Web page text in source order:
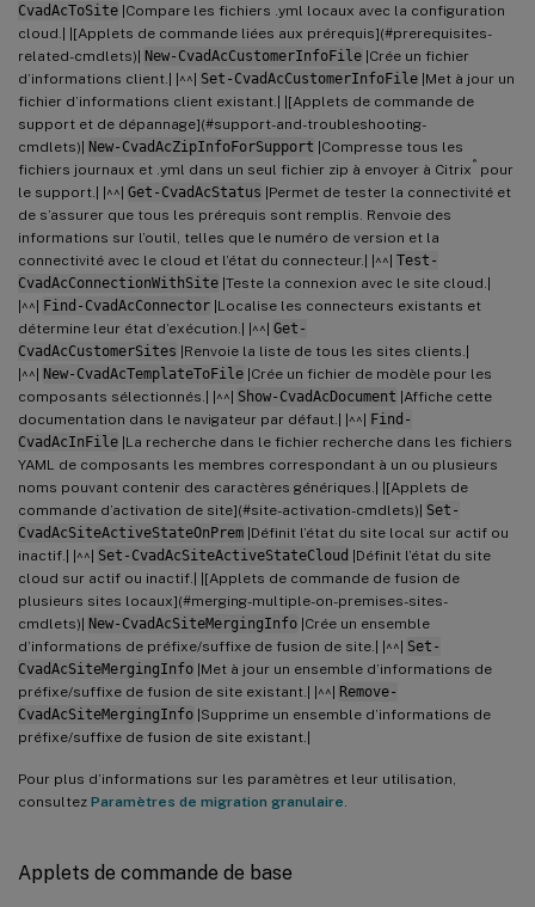
CvadAcToSite |Compare les fichiers .yml locaux avec la configuration
cloud.| |[Applets de commande liées aux prérequis](#prerequisites-
related-cmdlets)| New-CvadAcCustomerInfoFile |Crée un fichier
d’informations client.| |^^| Set-CvadAcCustomerInfoFile |Met à jour un
fichier d’informations client existant.| |[Applets de commande de
support et de dépannage](#support-and-troubleshooting-
cmdlets)| New-CvadAcZipInfoForSupport |Compresse tous les
fichiers journaux et .yml dans un seul fichier zip à envoyer à Citrix ®
pour
le support.| |^^| Get-CvadAcStatus |Permet de tester la connectivité et
de s’assurer que tous les prérequis sont remplis. Renvoie des
informations sur l’outil, telles que le numéro de version et la
connectivité avec le cloud et l’état du connecteur.| |^^| Test-
CvadAcConnectionWithSite |Teste la connexion avec le site cloud.|
|^^| Find-CvadAcConnector |Localise les connecteurs existants et
détermine leur état d’exécution.| |^^| Get-
CvadAcCustomerSites |Renvoie la liste de tous les sites clients.|
|^^| New-CvadAcTemplateToFile |Crée un fichier de modèle pour les
composants sélectionnés.| |^^| Show-CvadAcDocument |Affiche cette
documentation dans le navigateur par défaut.| |^^| Find-
CvadAcInFile |La recherche dans le fichier recherche dans les fichiers
YAML de composants les membres correspondant à un ou plusieurs
noms pouvant contenir des caractères génériques.| |[Applets de
commande d’activation de site](#site-activation-cmdlets)| Set-
CvadAcSiteActiveStateOnPrem |Définit l’état du site local sur actif ou
inactif.| |^^| Set-CvadAcSiteActiveStateCloud |Définit l’état du site
cloud sur actif ou inactif.| |[Applets de commande de fusion de
plusieurs sites locaux](#merging-multiple-on-premises-sites-
cmdlets)| New-CvadAcSiteMergingInfo |Crée un ensemble
d’informations de préfixe/suffixe de fusion de site.| |^^| Set-
CvadAcSiteMergingInfo |Met à jour un ensemble d’informations de
préfixe/suffixe de fusion de site existant.| |^^| Remove-
CvadAcSiteMergingInfo |Supprime un ensemble d’informations de
préfixe/suffixe de fusion de site existant.|
Pour plus d’informations sur les paramètres et leur utilisation,
consultez Paramètres de migration granulaire
Applets de commande de base